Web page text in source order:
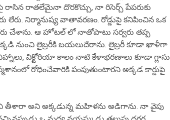
రాతలేమైనా దొరకొచ్చు, నా రిసెర్చ్ పేపరుకు
నిర్మానుష్య వాతావరణం. రోడ్డుపై కనిపించిన ఒక
చేశాను. ఆ హోటల్ లో నాతోపాటు సర్వరు తప్ప
నుంచి లైబ్రరీకి బయలుదేరాను. లైబ్రరీ కూడా ఖాళీగా
విక్టోరియా కాలం నాటి కేళాభరణాలు కూడా గ్లాసు
రోధించేవారికి పంపుతుంటారని అక్కడ కార్డుపై
తీశారా అని అక్కడున్న మహిళను అడిగాను. నా వైపు